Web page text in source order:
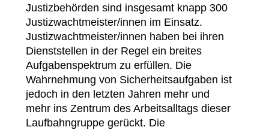
Justizbehörden sind insgesamt knapp 300
Justizwachtmeister/innen im Einsatz.
Justizwachtmeister/innen haben bei ihren
Dienststellen in der Regel ein breites
Aufgabenspektrum zu erfüllen. Die
Wahrnehmung von Sicherheitsaufgaben ist
jedoch in den letzten Jahren mehr und
mehr ins Zentrum des Arbeitsalltags dieser
Laufbahngruppe gerückt. Die